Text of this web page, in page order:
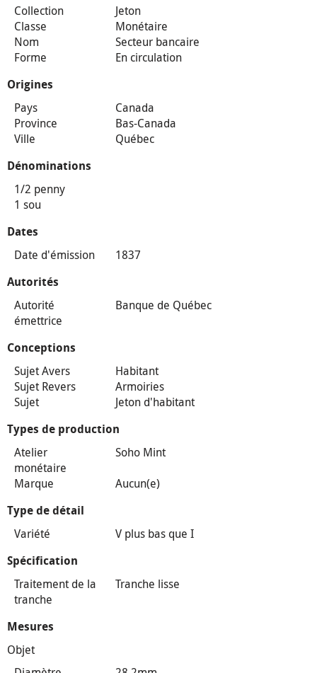
Collection
Jeton
Classe
Monétaire
Nom
Secteur bancaire
Forme
En circulation
Origines
Pays
Canada
Province
Bas-Canada
Ville
Québec
Dénominations
1/2 penny
1 sou
Dates
Date d'émission 1837
Autorités
Autorité
émettrice
Banque de Québec
Conceptions
Sujet Avers
Habitant
Sujet Revers
Armoiries
Sujet
Jeton d'habitant
Types de production
Atelier
monétaire
Soho Mint
Marque
Aucun(e)
Type de détail
Variété V plus bas que I
Spécification
Traitement de la
tranche
Tranche lisse
Mesures
Objet